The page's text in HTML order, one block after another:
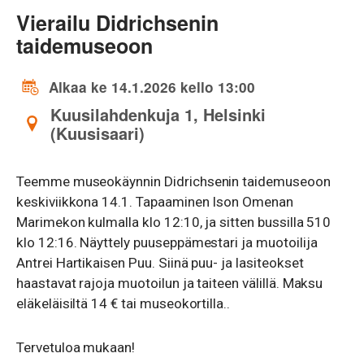
Vierailu Didrichsenin
taidemuseoon
Alkaa ke 14.1.2026 kello 13:00
Kuusilahdenkuja 1, Helsinki
(Kuusisaari)
Teemme museokäynnin Didrichsenin taidemuseoon
keskiviikkona 14.1. Tapaaminen Ison Omenan
Marimekon kulmalla klo 12:10, ja sitten bussilla 510
klo 12:16. Näyttely puuseppämestari ja muotoilija
Antrei Hartikaisen Puu. Siinä puu- ja lasiteokset
haastavat rajoja muotoilun ja taiteen välillä. Maksu
eläkeläisiltä 14 € tai museokortilla..
Tervetuloa mukaan!